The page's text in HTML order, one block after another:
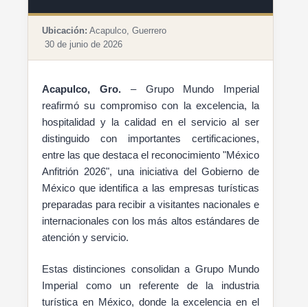
Ubicación: Acapulco, Guerrero
30 de junio de 2026
Acapulco, Gro.– Grupo Mundo Imperial
reafirmó su compromiso con la excelencia, la
hospitalidad y la calidad en el servicio al ser
distinguido con importantes certificaciones,
entre las que destaca el reconocimiento "México
Anfitrión 2026", una iniciativa del Gobierno de
México que identifica a las empresas turísticas
preparadas para recibir a visitantes nacionales e
internacionales con los más altos estándares de
atención y servicio.
Estas distinciones consolidan a Grupo Mundo
Imperial como un referente de la industria
turística en México, donde la excelencia en el